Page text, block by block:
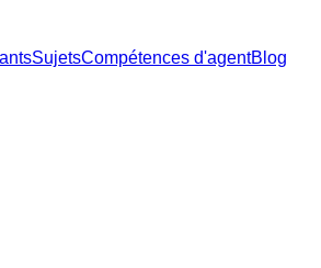
SujetsCompétences d'agentBlog